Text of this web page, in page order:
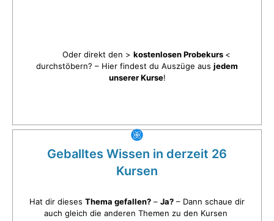
Oder direkt den > kostenlosen Probekurs <
durchstöbern? – Hier findest du Auszüge aus jedem
unserer Kurse!
Geballtes Wissen in derzeit 26
Kursen
Hat dir dieses Thema gefallen? – Ja? – Dann schaue dir
auch gleich die anderen Themen zu den Kursen